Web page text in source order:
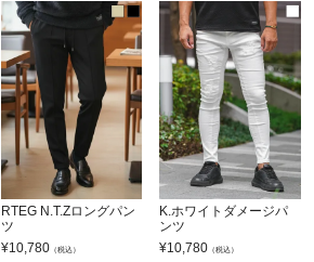
RTEG N.T.Zロングパン
ツ
¥10,780（税込）
K.ホワイトダメージパ
ンツ
¥10,780 （税込）